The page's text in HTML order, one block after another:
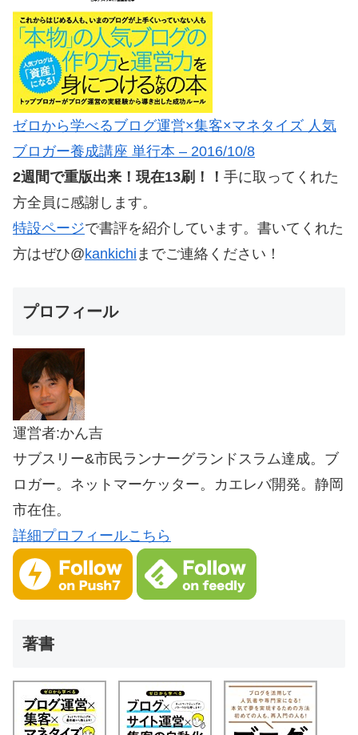
ゼロから学べるブログ運営×集客×マネタイズ 人気
ブロガー養成講座 単行本 – 2016/10/8
2週間で重版出来！現在13刷！！ 手に取ってくれた
方全員に感謝します。
特設ページで書評を紹介しています。書いてくれた
方はぜひ@kankichi までご連絡ください！
プロフィール
運営者:かん吉
サブスリー&市民ランナーグランドスラム達成。ブ
ロガー。ネットマーケッター。カエレバ開発。静岡
市在住。
詳細プロフィールこちら
著書